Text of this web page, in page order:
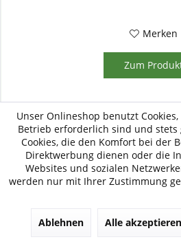
Merken
Zum
Unser Onlineshop benutzt
Betrieb erforderlich sind und stets
Cookies, die den Komfort bei der
Direktwerbung dienen oder die
Websites und sozialen
werden nur mit Ihrer Zustimmung
Ablehnen Alle akzeptieren